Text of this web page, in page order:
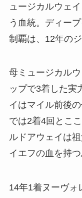
ュージカルウェ
う血統。ディー
制覇は、12年の
母ミュージカル
ップで3着した実
イはマイル前後
では2着4回とこ
ルドアウェイは
イエフの血を持
14年1着ヌーヴォ